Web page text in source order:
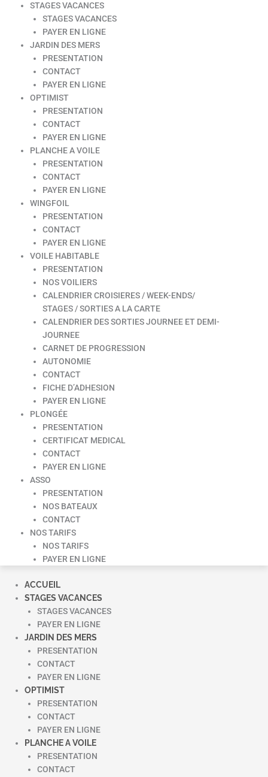
STAGES VACANCES
STAGES VACANCES
PAYER EN LIGNE
JARDIN DES MERS
PRESENTATION
CONTACT
PAYER EN LIGNE
OPTIMIST
PRESENTATION
CONTACT
PAYER EN LIGNE
PLANCHE A VOILE
PRESENTATION
CONTACT
PAYER EN LIGNE
WINGFOIL
PRESENTATION
CONTACT
PAYER EN LIGNE
VOILE HABITABLE
PRESENTATION
NOS VOILIERS
CALENDRIER CROISIERES / WEEK-ENDS/
STAGES / SORTIES A LA CARTE
CALENDRIER DES SORTIES JOURNEE ET DEMI-
JOURNEE
CARNET DE PROGRESSION
AUTONOMIE
CONTACT
FICHE D’ADHESION
PAYER EN LIGNE
PLONGÉE
PRESENTATION
CERTIFICAT MEDICAL
CONTACT
PAYER EN LIGNE
ASSO
PRESENTATION
NOS BATEAUX
CONTACT
NOS TARIFS
NOS TARIFS
PAYER EN LIGNE
ACCUEIL
STAGES VACANCES
STAGES VACANCES
PAYER EN LIGNE
JARDIN DES MERS
PRESENTATION
CONTACT
PAYER EN LIGNE
OPTIMIST
PRESENTATION
CONTACT
PAYER EN LIGNE
PLANCHE A VOILE
PRESENTATION
CONTACT